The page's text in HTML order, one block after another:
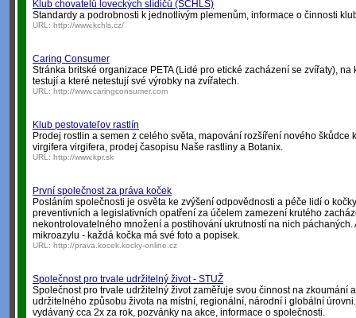
Klub chovatelů loveckých slídičů (SCHLS)
Standardy a podrobnosti k jednotlivým plemenům, informace o činnosti
URL: http://www.kchls.cz/
Caring Consumer
Stránka britské organizace PETA (Lidé pro etické zacházení se zvířaty), na
testují a které netestují své výrobky na zvířatech.
URL: http://www.caringconsumer.com
Klub pestovateľov rastlín
Prodej rostlin a semen z celého světa, mapování rozšíření nového škůdce
virgifera virgifera, prodej časopisu Naše rastliny a Botanix.
URL: http://www.kpr.sk
První společnost za práva koček
Posláním společnosti je osvěta ke zvýšení odpovědnosti a péče lidí o
preventivních a legislativních opatření za účelem zamezení krutého
nekontrolovatelného množení a postihování ukrutností na nich páchaných.
mikroazylu - každá kočka má své foto a popisek.
URL: http://prava.kocek.kocky-online.cz
Společnost pro trvale udržitelný život - STUŽ
Společnost pro trvale udržitelný život zaměřuje svou činnost na zkoumání
udržitelného způsobu života na místní, regionální, národní i globální
vydávaný cca 2x za rok, pozvánky na akce, informace o společnosti.